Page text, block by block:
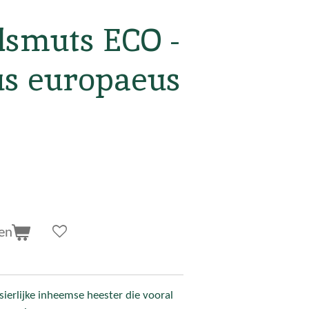
ECO -
europaeus
inheemse heester die vooral